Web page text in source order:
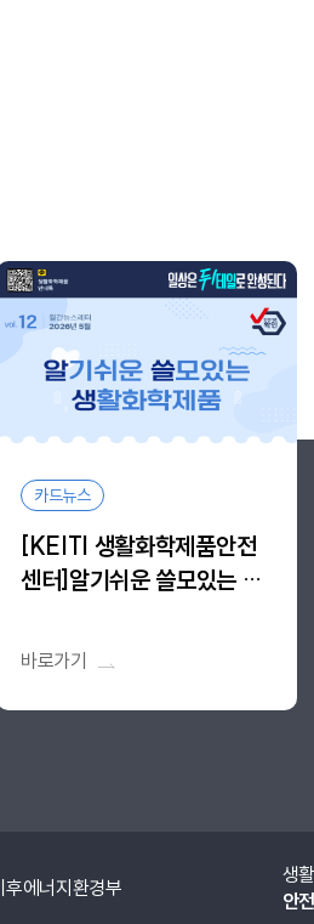
카드뉴스
[KEITI 생활화학제품안전
센터]알기쉬운 쓸모있는 생
바로가기
안전약속 이행협의체